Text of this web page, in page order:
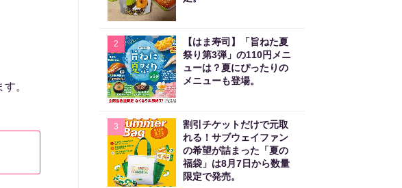
。
2
【はま寿司】「旨ねた夏
祭り第3弾」の110円メニ
ューは？夏にぴったりの
メニューも登場。
3
割引チケットだけで元取
れる！サブウェイファン
の希望が詰まった「夏の
福袋」は8月7日から数量
限定で発売。